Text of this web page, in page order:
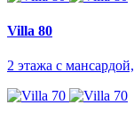
Villa 80
2 этажа с